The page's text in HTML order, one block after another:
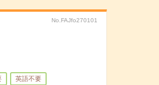
No.FAJfo270101
英語不要